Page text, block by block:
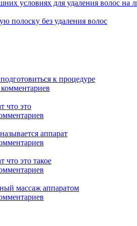
условиях для удаления волос на
полоску без удаления волос
к процедуре
что это
аппарат
что это такое
массаж аппаратом